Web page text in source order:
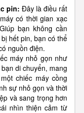
pin: Đây là điều rất
có thời gian xạc
bạn không cần
hết pin, bạn có thể
nguồn điện.
máy nhỏ gọn như
di chuyển, mang
chiếc máy cồng
sự nhỏ gọn và thời
và sang trọng hơn
nhìn thiện cảm từ